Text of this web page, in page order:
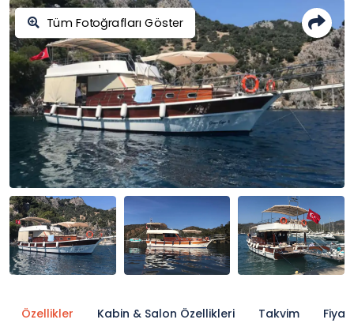
Tüm Fotoğrafları Göster
Özellikler Kabin & Salon Özellikleri Takvim